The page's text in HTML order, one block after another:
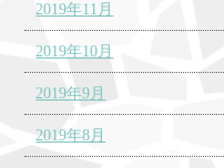
2019年11月
2019年10月
2019年9月
2019年8月